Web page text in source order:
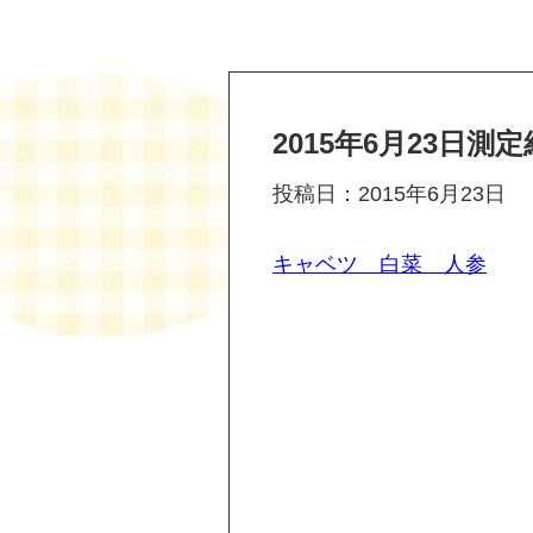
2015年6月23日測定
投稿日：2015年6月23日
キャベツ 白菜 人参